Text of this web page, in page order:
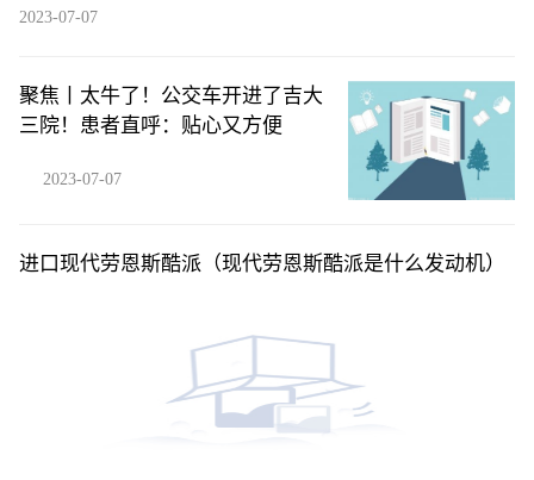
2023-07-07
聚焦丨太牛了！公交车开进了吉大
三院！患者直呼：贴心又方便
2023-07-07
进口现代劳恩斯酷派（现代劳恩斯酷派是什么发动机）